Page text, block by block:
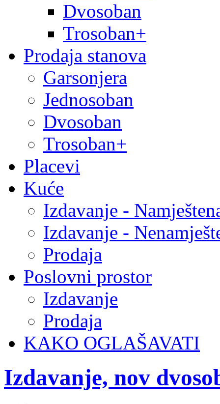
Dvosoban
Trosoban+
Prodaja stanova
Garsonjera
Jednosoban
Dvosoban
Trosoban+
Placevi
Kuće
Izdavanje -
Izdavanje -
Prodaja
Poslovni prostor
Izdavanje
Prodaja
KAKO OGLAŠAVATI
Izdavanje, nov